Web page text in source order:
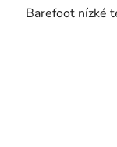
Barefoot nízké